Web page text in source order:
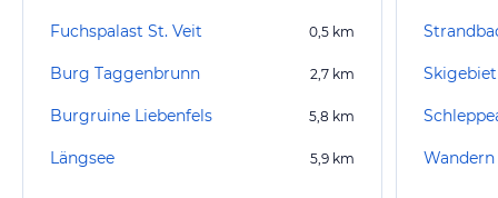
Fuchspalast St. Veit 0,5 km
Burg Taggenbrunn 2,7 km
Burgruine Liebenfels 5,8 km
Längsee 5,9 km